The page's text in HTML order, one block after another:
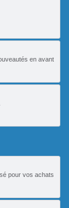
en avant
pour vos achats